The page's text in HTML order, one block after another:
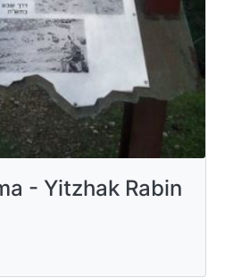
- Yitzhak Rabin